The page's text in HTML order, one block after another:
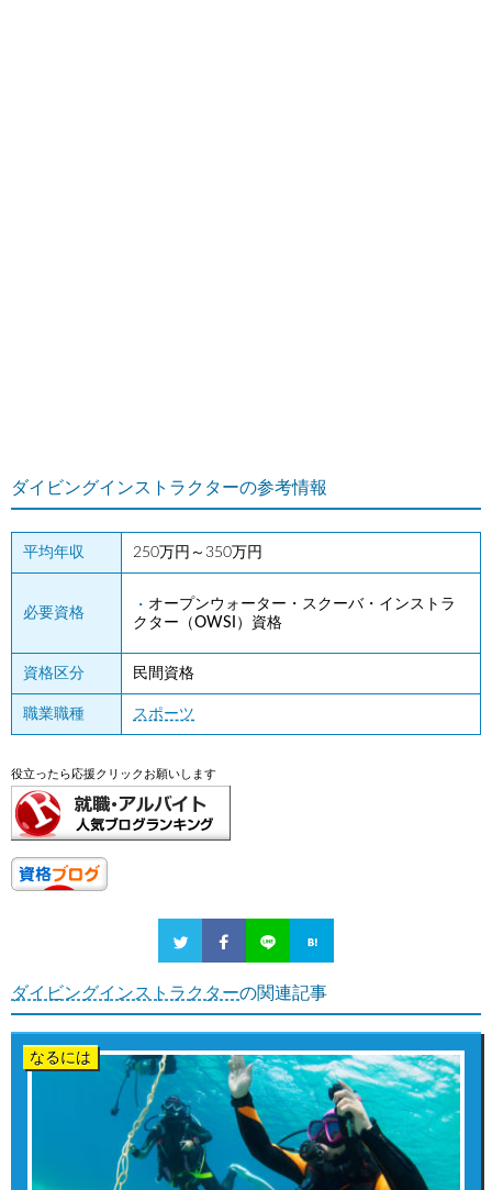
ダイビングインストラクターの参考情報
平均年収 250万円～350万円
必要資格
オープンウォーター・スクーバ・インストラ
クター（OWSI）資格
資格区分 民間資格
職業職種 スポーツ
役立ったら応援クリックお願いします
ダイビングインストラクターの関連記事
なるには